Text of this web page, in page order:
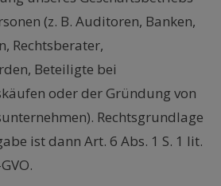
(z. B. Auditoren, Banken,
Rechtsberater,
Beteiligte bei
oder der Gründung von
Rechtsgrundlage
ist dann Art. 6 Abs. 1 S. 1 lit.